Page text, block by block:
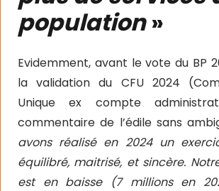
population»
Evidemment, avant le vote du BP
la validation du CFU 2024
Unique ex compte
commentaire de l’édile sans
avons réalisé en 2024 un
équilibré, maitrisé, et sincère.
est en baisse (7 millions en